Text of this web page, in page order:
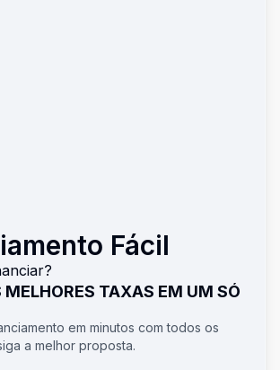
Fácil
MELHORES TAXAS EM UM SÓ
em minutos com todos os
a melhor proposta.